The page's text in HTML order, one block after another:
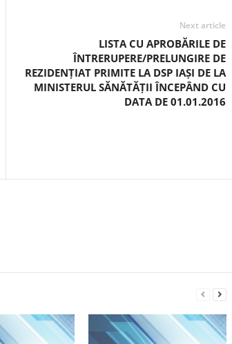
Next article
LISTA CU APROBĂRILE DE
ÎNTRERUPERE/PRELUNGIRE DE
REZIDENȚIAT PRIMITE LA DSP IAȘI DE LA
MINISTERUL SĂNĂTĂȚII ÎNCEPÂND CU
DATA DE 01.01.2016